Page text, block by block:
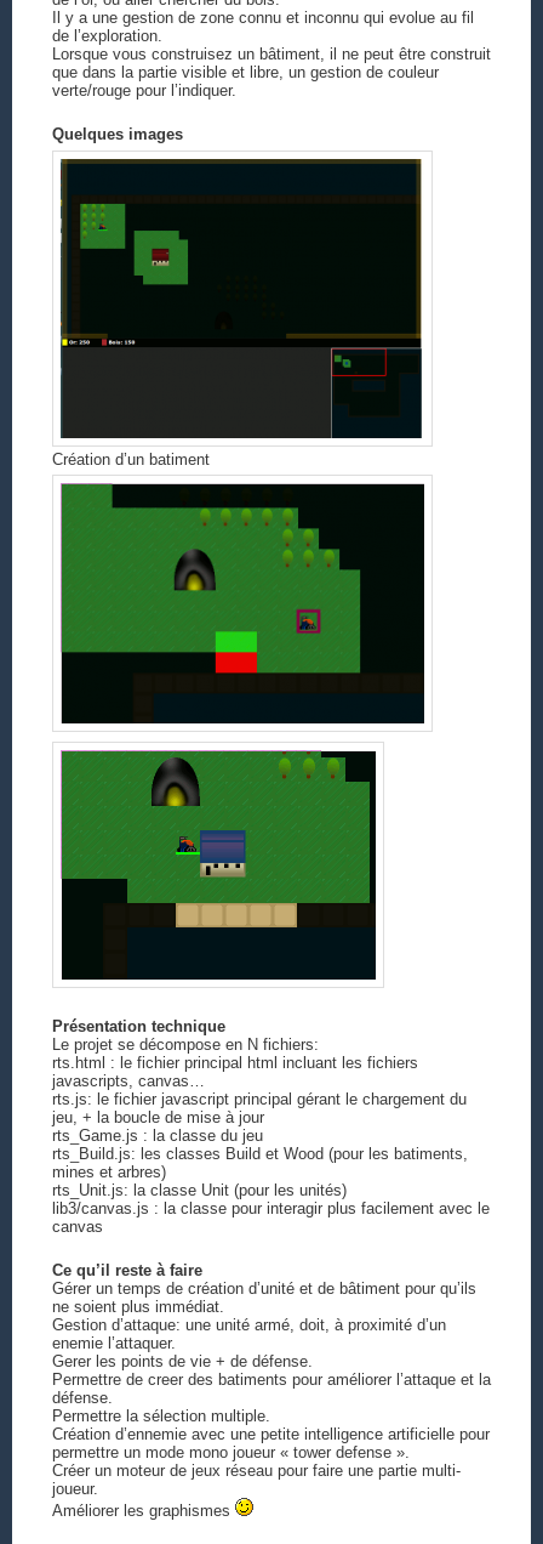
Il y a une gestion de zone connu et inconnu qui evolue au fil
de l’exploration.
Lorsque vous construisez un bâtiment, il ne peut être construit
que dans la partie visible et libre, un gestion de couleur
verte/rouge pour l’indiquer.
Quelques images
Création d’un batiment
Présentation technique
Le projet se décompose en N fichiers:
rts.html : le fichier principal html incluant les fichiers
javascripts, canvas…
rts.js: le fichier javascript principal gérant le chargement du
jeu, + la boucle de mise à jour
rts_Game.js : la classe du jeu
rts_Build.js: les classes Build et Wood (pour les batiments,
mines et arbres)
rts_Unit.js: la classe Unit (pour les unités)
lib3/canvas.js : la classe pour interagir plus facilement avec le
canvas
Ce qu’il reste à faire
Gérer un temps de création d’unité et de bâtiment pour qu’ils
ne soient plus immédiat.
Gestion d’attaque: une unité armé, doit, à proximité d’un
enemie l’attaquer.
Gerer les points de vie + de défense.
Permettre de creer des batiments pour améliorer l’attaque et la
défense.
Permettre la sélection multiple.
Création d’ennemie avec une petite intelligence artificielle pour
permettre un mode mono joueur « tower defense ».
Créer un moteur de jeux réseau pour faire une partie multi-
joueur.
Améliorer les graphismes